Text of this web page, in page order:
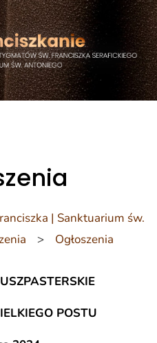
| Sanktuarium św.
> Ogłoszenia
POSTU